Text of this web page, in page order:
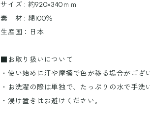
サイズ : 約920×340ｍｍ
素 材 : 綿100％
生産国：日本
■お取り扱いについて
・使い始めに汗や摩擦で色が移る場合がござ
・お洗濯の際は単独で、たっぷりの水で手洗
・浸け置きはお避けください。